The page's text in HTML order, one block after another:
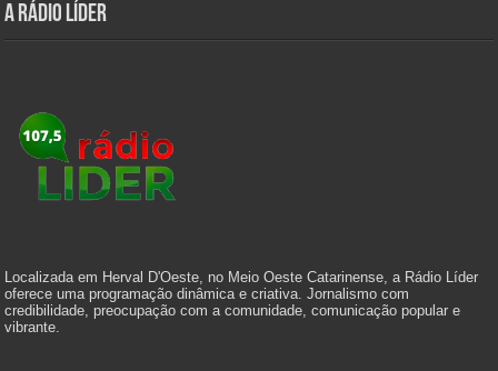
A Rádio Líder
Localizada em Herval D'Oeste, no Meio Oeste Catarinense, a Rádio Líder
oferece uma programação dinâmica e criativa. Jornalismo com
credibilidade, preocupação com a comunidade, comunicação popular e
vibrante.